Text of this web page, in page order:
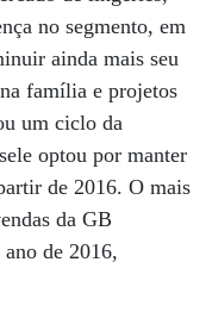
no segmento, em
ainda mais seu
família e projetos
um ciclo da
optou por manter
de 2016. O mais
da GB
de 2016,